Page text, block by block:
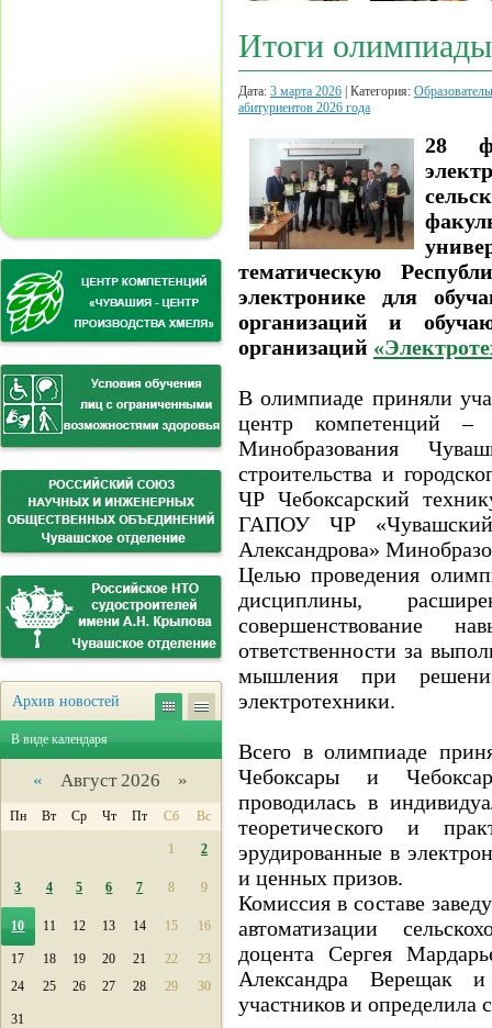
Архив новостей
В виде календаря
« Август 2026 »
Пн Вт Ср Чт Пт Сб Вс
1 2
3 4 5 6 7 8 9
10 11 12 13 14 15 16
17 18 19 20 21 22
23
24
25 26 27 28 29 30
31
Итоги олимпиады
Дата: 3 марта 2026 | Категория:
абитуриентов 2026 года
28
тематическую
электронике для
организаций и
организаций
В олимпиаде приняли
центр компетенций –
Минобразования
строительства и
ЧР Чебоксарский
ГАПОУ ЧР
Александрова»
Целью проведения
дисциплины,
совершенствование
ответственности за
мышления при
электротехники.
Всего в олимпиаде
Чебоксары и
проводилась в
теоретического и
эрудированные в
и ценных призов.
Комиссия в составе
автоматизации
доцента Сергея
Александра Верещак
участников и